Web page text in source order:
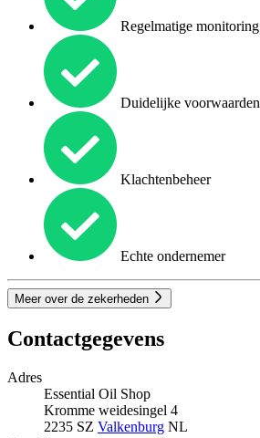
Regelmatige monitoring
Duidelijke voorwaarden
Klachtenbeheer
Echte ondernemer
Meer over de zekerheden
Contactgegevens
Adres
Essential Oil Shop
Kromme weidesingel 4
2235 SZ Valkenburg NL